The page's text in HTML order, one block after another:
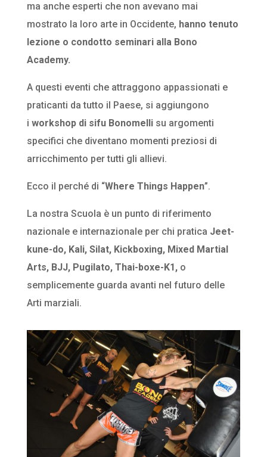
ma anche esperti che non avevano mai
mostrato la loro arte in Occidente, hanno tenuto
lezione o condotto seminari alla Bono
Academy.
A questi eventi che attraggono appassionati e
praticanti da tutto il Paese, si aggiungono
i workshop di sifu Bonomelli su argomenti
specifici che diventano momenti preziosi di
arricchimento per tutti gli allievi.
Ecco il perché di “Where Things Happen”.
La nostra Scuola è un punto di riferimento
nazionale e internazionale per chi pratica Jeet-
kune-do, Kali, Silat, Kickboxing, Mixed Martial
Arts, BJJ, Pugilato, Thai-boxe-K1, o
semplicemente guarda avanti nel futuro delle
Arti marziali.